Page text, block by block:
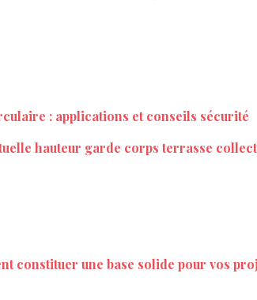
: applications et conseils sécurité
hauteur garde corps terrasse
constituer une base solide pour vos